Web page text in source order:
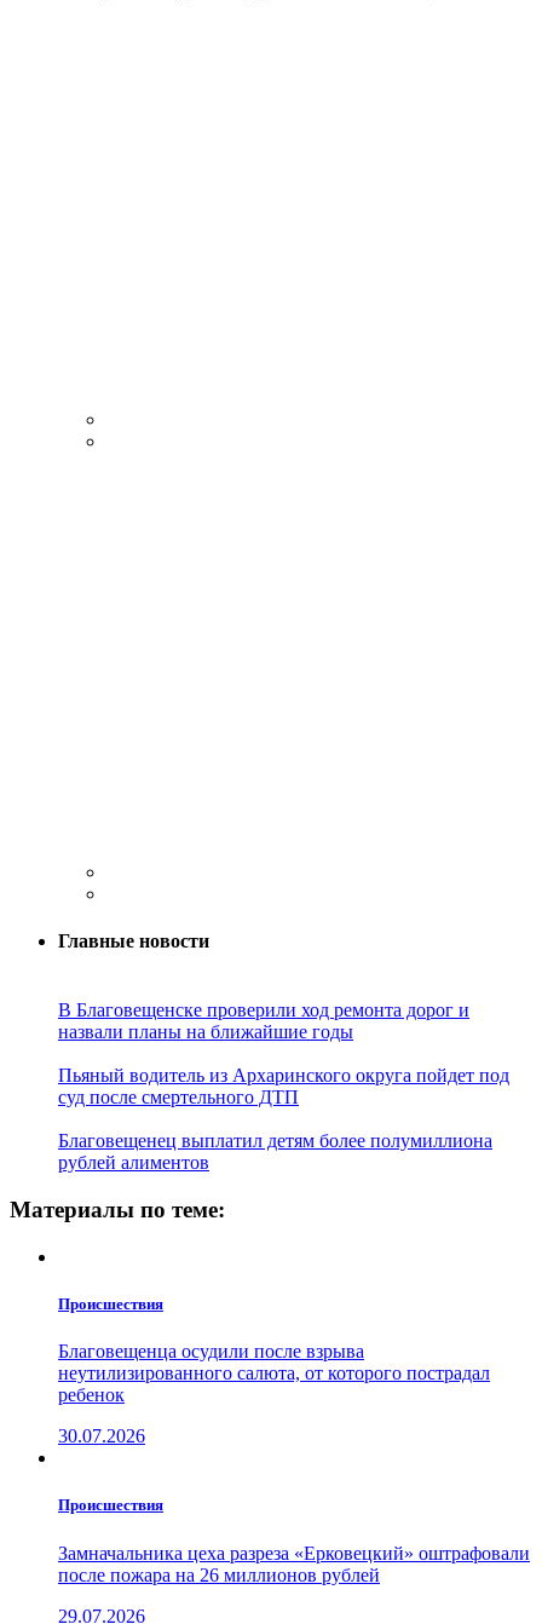
Главные новости
В Благовещенске проверили ход ремонта дорог и
назвали планы на ближайшие годы
Пьяный водитель из Архаринского округа пойдет под
суд после смертельного ДТП
Благовещенец выплатил детям более полумиллиона
рублей алиментов
Материалы по теме:
Проиcшествия
Благовещенца осудили после взрыва
неутилизированного салюта, от которого пострадал
ребенок
30.07.2026
Проиcшествия
Замначальника цеха разреза «Ерковецкий» оштрафовали
после пожара на 26 миллионов рублей
29.07.2026